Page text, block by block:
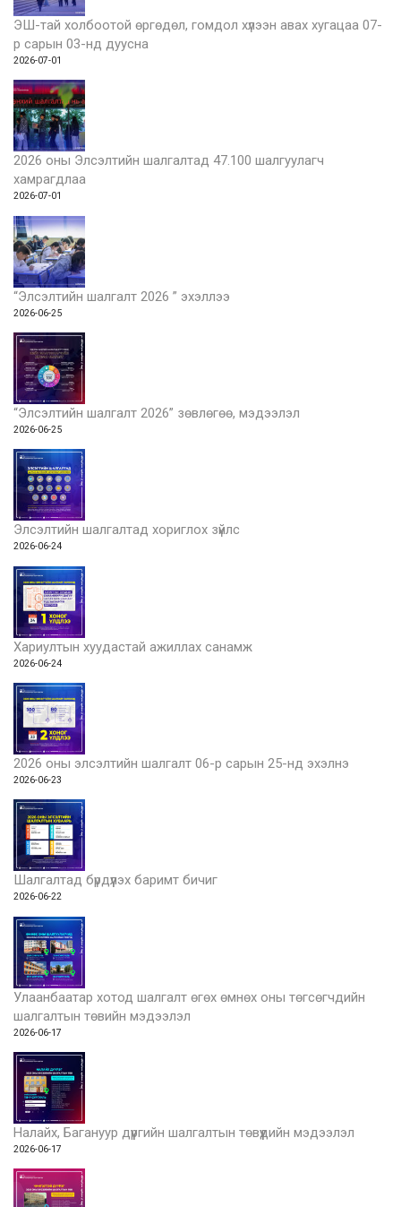
ЭШ-тай холбоотой өргөдөл, гомдол хүлээн авах хугацаа 07-
р сарын 03-нд дуусна
2026-07-01
2026 оны Элсэлтийн шалгалтад 47.100 шалгуулагч
хамрагдлаа
2026-07-01
“Элсэлтийн шалгалт 2026 ” эхэллээ
2026-06-25
“Элсэлтийн шалгалт 2026” зөвлөгөө, мэдээлэл
2026-06-25
Элсэлтийн шалгалтад хориглох зүйлс
2026-06-24
Хариултын хуудастай ажиллах санамж
2026-06-24
2026 оны элсэлтийн шалгалт 06-р сарын 25-нд эхэлнэ
2026-06-23
Шалгалтад бүрдүүлэх баримт бичиг
2026-06-22
Улаанбаатар хотод шалгалт өгөх өмнөх оны төгсөгчдийн
шалгалтын төвийн мэдээлэл
2026-06-17
Налайх, Багануур дүүргийн шалгалтын төвүүдийн мэдээлэл
2026-06-17